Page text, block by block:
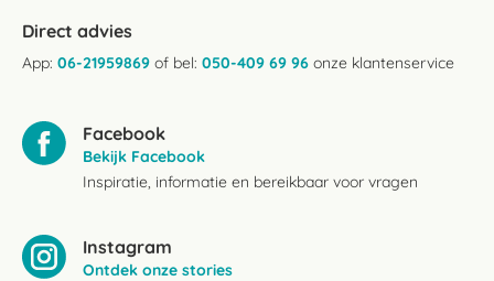
Direct advies
App: 06-21959869 of bel: 050-409 69 96 onze klantenservice
Facebook
Bekijk Facebook
Inspiratie, informatie en bereikbaar voor vragen
Instagram
Ontdek onze stories